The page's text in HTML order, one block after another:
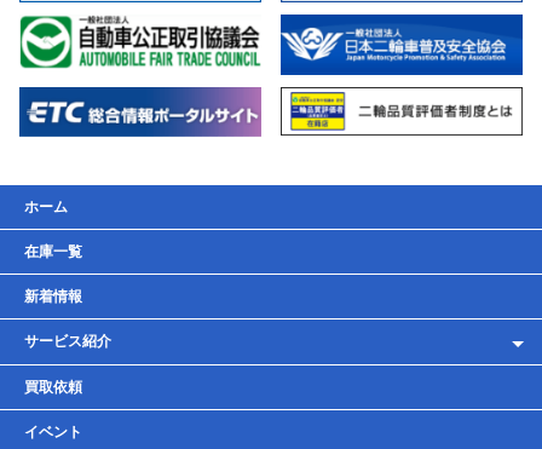
ホーム
在庫一覧
新着情報
サービス紹介
レンタルバイク
車検・点検・整備
買取依頼
イベント